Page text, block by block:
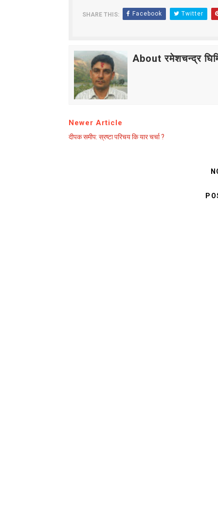
लघुकथा : गुलियो माया
बालकविता: तीज आयो तीजमा
तीजको दर (लघुकथा)
औँलाको गीत (बालगीत)
SHARE THIS: Facebook Twitter
About रमेशचन्द्र
Newer Article
दीपक समीप: स्रष्टा परिचय कि यार चर्चा ?